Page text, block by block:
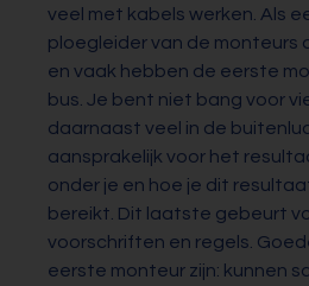
veel met kabels werken. Als
ploegleider van de monteurs
en vaak hebben de eerste
bus. Je bent niet bang voor
daarnaast veel in de
aansprakelijk voor het
onder je en hoe je dit
bereikt. Dit laatste gebeurt
voorschriften en regels.
eerste monteur zijn: kunnen